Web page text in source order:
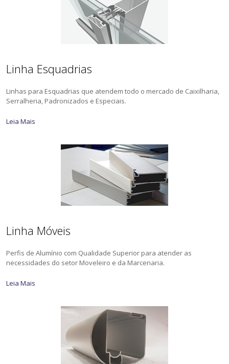
Linha Esquadrias
Linhas para Esquadrias que atendem todo o mercado de Caixilharia,
Serralheria, Padronizados e Especiais.
Leia Mais
Linha Móveis
Perfis de Alumínio com Qualidade Superior para atender as
necessidades do setor Moveleiro e da Marcenaria.
Leia Mais